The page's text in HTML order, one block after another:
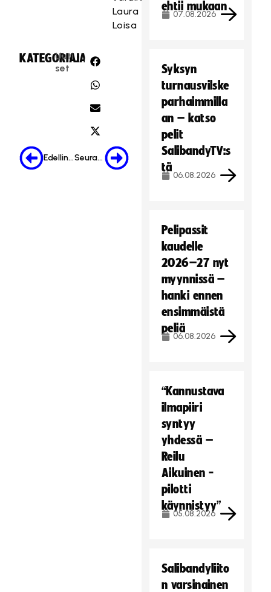
Laura
Loisa
KATEGORIA:
Uuti
set
JAA:
Edellinen Seuraava
ehtii mukaan
07.08.2026
Syksyn
turnausvilske
parhaimmilla
an – katso
pelit
SalibandyTV:s
tä
06.08.2026
Pelipassit
kaudelle
2026–27 nyt
myynnissä –
hanki ennen
ensimmäistä
peliä
06.08.2026
“Kannustava
ilmapiiri
syntyy
yhdessä –
Reilu
Aikuinen -
pilotti
käynnistyy”
05.08.2026
Salibandyliito
n varsinainen